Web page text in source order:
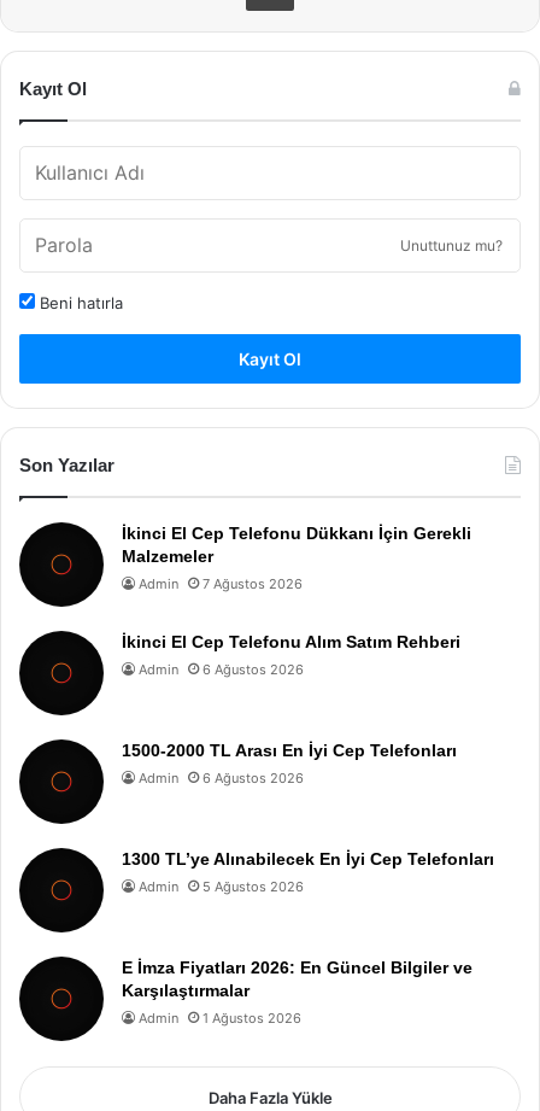
Kayıt Ol
Unuttunuz mu?
Beni hatırla
Kayıt Ol
Son Yazılar
İkinci El Cep Telefonu Dükkanı İçin Gerekli
Malzemeler
Admin 7 Ağustos 2026
İkinci El Cep Telefonu Alım Satım Rehberi
Admin 6 Ağustos 2026
1500-2000 TL Arası En İyi Cep Telefonları
Admin 6 Ağustos 2026
1300 TL’ye Alınabilecek En İyi Cep Telefonları
Admin 5 Ağustos 2026
E İmza Fiyatları 2026: En Güncel Bilgiler ve
Karşılaştırmalar
Admin 1 Ağustos 2026
Daha Fazla Yükle